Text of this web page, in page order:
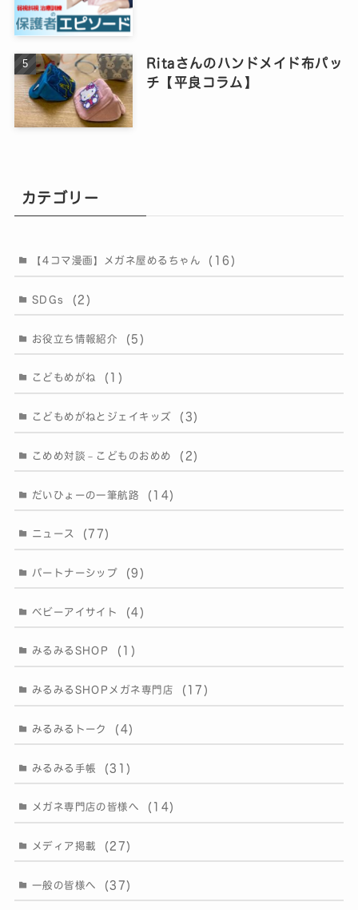
Ritaさんのハンドメイド布パッ
チ【平良コラム】
カテゴリー
【4コマ漫画】メガネ屋めるちゃん (16)
SDGs (2)
お役立ち情報紹介 (5)
こどもめがね (1)
こどもめがねとジェイキッズ (3)
こめめ対談－こどものおめめ (2)
だいひょーの一筆航路 (14)
ニュース (77)
パートナーシップ (9)
ベビーアイサイト (4)
みるみるSHOP (1)
みるみるSHOPメガネ専門店 (17)
みるみるトーク (4)
みるみる手帳 (31)
メガネ専門店の皆様へ (14)
メディア掲載 (27)
一般の皆様へ (37)